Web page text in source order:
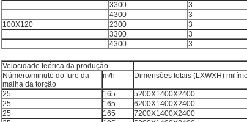
3300
3
4300
3
100X120
2300 3
3300
3
4300
3
Velocidade teórica da produção
Número/minuto do furo da
malha da torção
m/h Dimensões totais (LXWXH)
25 165 5200X1400X2400
25
165 6200X1400X2400
25
165 7200X1400X2400